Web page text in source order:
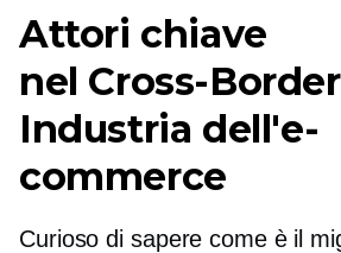
Attori chiave
nel Cross-Border
Industria dell'e-
commerce
Curioso di sapere come è il